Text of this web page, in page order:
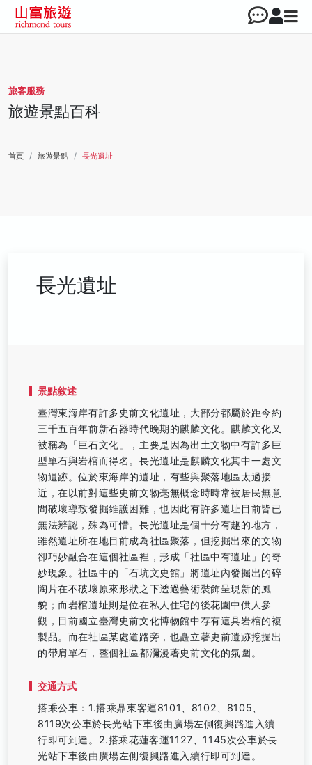
旅客服務
旅遊景點百科
首頁 旅遊景點 長光遺址
長光遺址
景點敘述
臺灣東海岸有許多史前文化遺址，大部分都屬於距今約
三千五百年前新石器時代晚期的麒麟文化。麒麟文化又
被稱為「巨石文化」，主要是因為出土文物中有許多巨
型單石與岩棺而得名。長光遺址是麒麟文化其中一處文
物遺跡。位於東海岸的遺址，有些與聚落地區太過接
近，在以前對這些史前文物毫無概念時時常被居民無意
間破壞導致發掘維護困難，也因此有許多遺址目前皆已
無法辨認，殊為可惜。長光遺址是個十分有趣的地方，
雖然遺址所在地目前成為社區聚落，但挖掘出來的文物
卻巧妙融合在這個社區裡，形成「社區中有遺址」的奇
妙現象。社區中的「石坑文史館」將遺址內發掘出的碎
陶片在不破壞原來形狀之下透過藝術裝飾呈現新的風
貌；而岩棺遺址則是位在私人住宅的後花園中供人參
觀，目前國立臺灣史前文化博物館中存有這具岩棺的複
製品。而在社區某處道路旁，也矗立著史前遺跡挖掘出
的帶肩單石，整個社區都瀰漫著史前文化的氛圍。
交通方式
搭乘公車：1.搭乘鼎東客運8101、8102、8105、
8119次公車於長光站下車後由廣場左側復興路進入續
行即可到達。2.搭乘花蓮客運1127、1145次公車於長
光站下車後由廣場左側復興路進入續行即可到達。